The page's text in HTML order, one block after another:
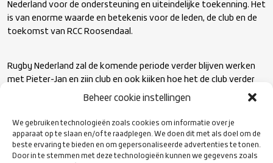
Beheer cookie instellingen
We gebruiken technologieën zoals cookies om informatie over je
apparaat op te slaan en/of te raadplegen. We doen dit met als doel om de
beste ervaring te bieden en om gepersonaliseerde advertenties te tonen.
Door in te stemmen met deze technologieën kunnen we gegevens zoals
Nederland voor de ondersteuning en uiteindelijke toekenning. Het
is van enorme waarde en betekenis voor de leden, de club en de
toekomst van RCC Roosendaal.
Rugby Nederland zal de komende periode verder blijven werken
met Pieter-Jan en zijn club en ook kijken hoe het de club verder
kan ondersteunen. Daarnaast hoopt Tijmen Vader dat er nog
de criteria van het Development Plan. Roosendaal is nu het
goede voorbeeld maar we hebben veel meer clubs nodig als goed
voorbeeld en hiermee de sport in Nederland verder laten groepen.
Clubs die ook in kaart willen brengen hoe de stand van zaken is